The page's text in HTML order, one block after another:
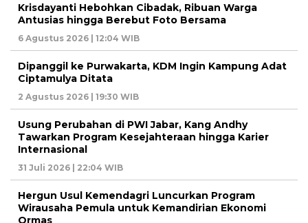
Krisdayanti Hebohkan Cibadak, Ribuan Warga
Antusias hingga Berebut Foto Bersama
6 Agustus 2026 | 12:04 WIB
Dipanggil ke Purwakarta, KDM Ingin Kampung Adat
Ciptamulya Ditata
2 Agustus 2026 | 19:30 WIB
Usung Perubahan di PWI Jabar, Kang Andhy
Tawarkan Program Kesejahteraan hingga Karier
Internasional
31 Juli 2026 | 22:04 WIB
Hergun Usul Kemendagri Luncurkan Program
Wirausaha Pemula untuk Kemandirian Ekonomi
Ormas